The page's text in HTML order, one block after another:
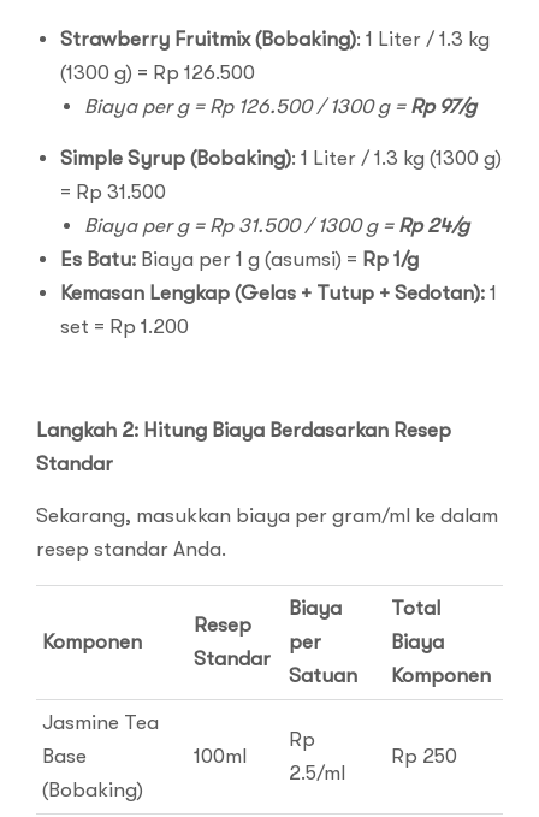
Strawberry Fruitmix (Bobaking): 1 Liter / 1.3 kg
(1300 g) = Rp 126.500
Biaya per g = Rp 126.500 / 1300 g = Rp 97/g
Simple Syrup (Bobaking): 1 Liter / 1.3 kg (1300 g)
= Rp 31.500
Biaya per g = Rp 31.500 / 1300 g = Rp 24/g
Es Batu: Biaya per 1 g (asumsi) = Rp 1/g
Kemasan Lengkap (Gelas + Tutup + Sedotan): 1
set = Rp 1.200
Langkah 2: Hitung Biaya Berdasarkan Resep
Standar
Sekarang, masukkan biaya per gram/ml ke dalam
resep standar Anda.
Komponen
Resep
Standar
Biaya
per
Satuan
Total
Biaya
Komponen
Jasmine Tea
Base
(Bobaking)
100ml
Rp
2.5/ml
Rp 250